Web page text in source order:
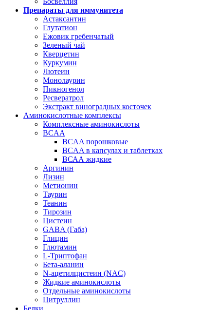
Препараты для иммунитета
Астаксантин
Глутатион
Ежовик гребенчатый
Зеленый чай
Кверцетин
Куркумин
Лютеин
Монолаурин
Пикногенол
Ресвератрол
Экстракт виноградных косточек
Аминокислотные комплексы
Комплексные аминокислоты
BCAA
BCAA порошковые
BCAA в капсулах и таблетках
ВСАА жидкие
Аргинин
Лизин
Метионин
Таурин
Теанин
Тирозин
Цистеин
GABA (Габа)
Глицин
Глютамин
L-Триптофан
Бета-аланин
N-ацетилцистеин (NAC)
Жидкие аминокислоты
Отдельные аминокислоты
Цитруллин
Белки